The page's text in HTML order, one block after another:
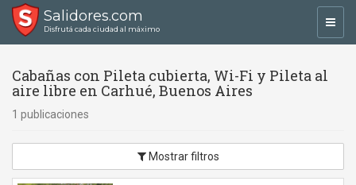
Salidores.com
Disfrutá cada ciudad al máximo
Cabañas con Pileta cubierta, Wi-Fi y Pileta al
aire libre en Carhué, Buenos Aires
1 publicaciones
Mostrar filtros